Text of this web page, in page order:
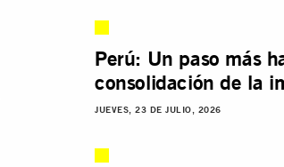
Perú: Un paso más
consolidación de la
JUEVES, 23 DE JULIO, 2026